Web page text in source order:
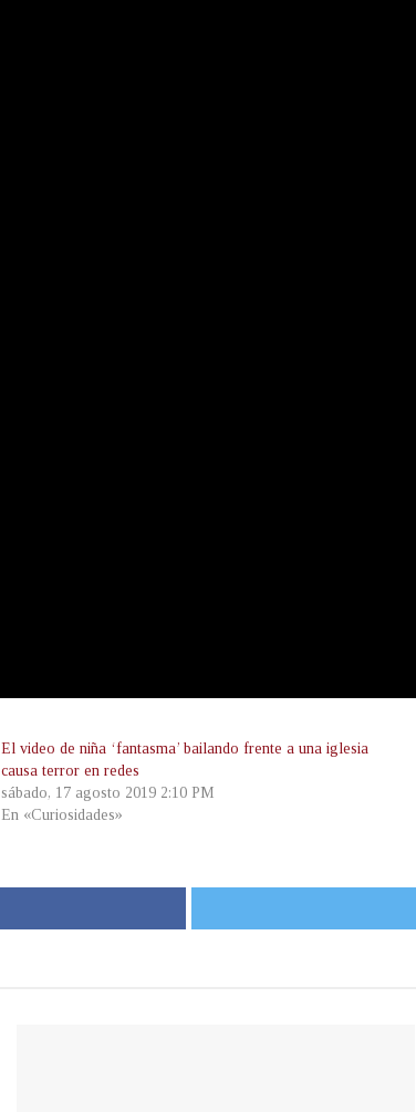
El video de niña ‘fantasma’ bailando frente a una iglesia
causa terror en redes
sábado, 17 agosto 2019 2:10 PM
En «Curiosidades»